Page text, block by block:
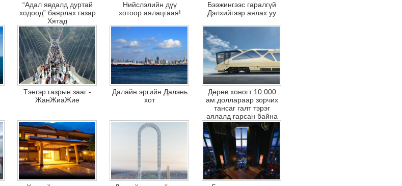
“Адал явдалд дуртай
ходоод” баярлах газар
Хятад
Нийслэлийн дүү
хотоор аялацгаая!
Бээжингээс гаралгүй
Дэлхийгээр аялах уу
Тэнгэр газрын зааг -
ЖанЖиаЖие
Далайн эргийн Далэнь
хот
Дөрөв хоногт 10.000
ам.доллараар зорчих
тансаг галт тэрэг
аялалд гарсан байна